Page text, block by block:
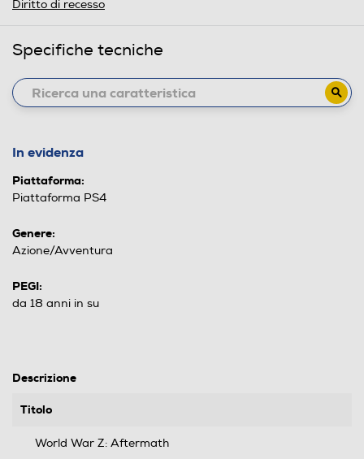
Diritto di recesso
Specifiche tecniche
In evidenza
Piattaforma:
Piattaforma PS4
Genere:
Azione/Avventura
PEGI:
da 18 anni in su
Descrizione
Titolo
World War Z: Aftermath